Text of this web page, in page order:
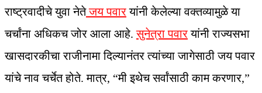
राष्ट्रवादीचे युवा नेतेजय पवारयांनी केलेल्या वक्तव्यामुळे या
चर्चांना अधिकच जोर आला आहे.सुनेत्रा पवारयांनी राज्यसभा
खासदारकीचा राजीनामा दिल्यानंतर त्यांच्या जागेसाठी जय पवार
यांचे नाव चर्चेत होते. मात्र, “मी इथेच सर्वांसाठी काम करणार,”